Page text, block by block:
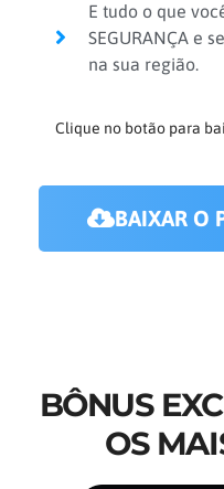
E tudo o que
SEGURANÇA e
na sua região.
Clique no botão para
BAIXAR O
BÔNUS
OS